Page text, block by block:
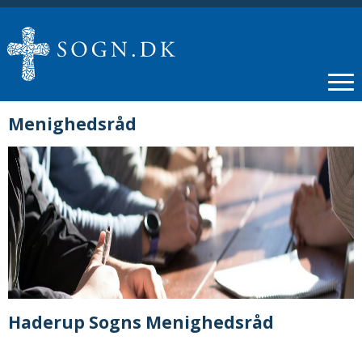
Menighedsråd
Haderup Sogns Menighedsråd